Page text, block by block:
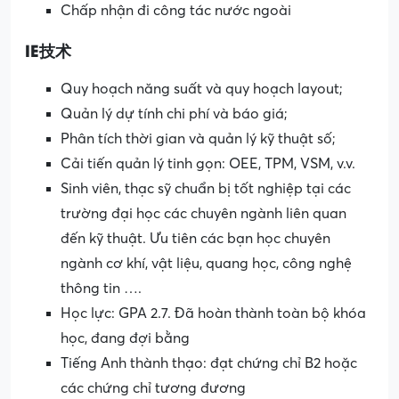
Chấp nhận đi công tác nước ngoài
IE技术
Quy hoạch năng suất và quy hoạch layout;
Quản lý dự tính chi phí và báo giá;
Phân tích thời gian và quản lý kỹ thuật số;
Cải tiến quản lý tinh gọn: OEE, TPM, VSM, v.v.
Sinh viên, thạc sỹ chuẩn bị tốt nghiệp tại các
trường đại học các chuyên ngành liên quan
đến kỹ thuật. Ưu tiên các bạn học chuyên
ngành cơ khí, vật liệu, quang học, công nghệ
thông tin ….
Học lực: GPA 2.7. Đã hoàn thành toàn bộ khóa
học, đang đợi bằng
Tiếng Anh thành thạo: đạt chứng chỉ B2 hoặc
các chứng chỉ tương đương